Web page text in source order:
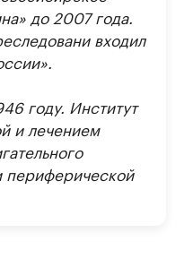
до 2007 года.
входил
году. Институт
и лечением
периферической